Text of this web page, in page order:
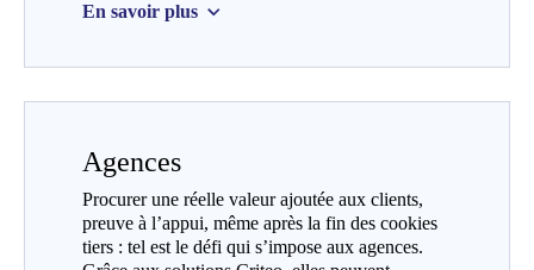
En savoir plus
Agences
Procurer une réelle valeur ajoutée aux clients,
preuve à l’appui, même après la fin des cookies
tiers : tel est le défi qui s’impose aux agences.